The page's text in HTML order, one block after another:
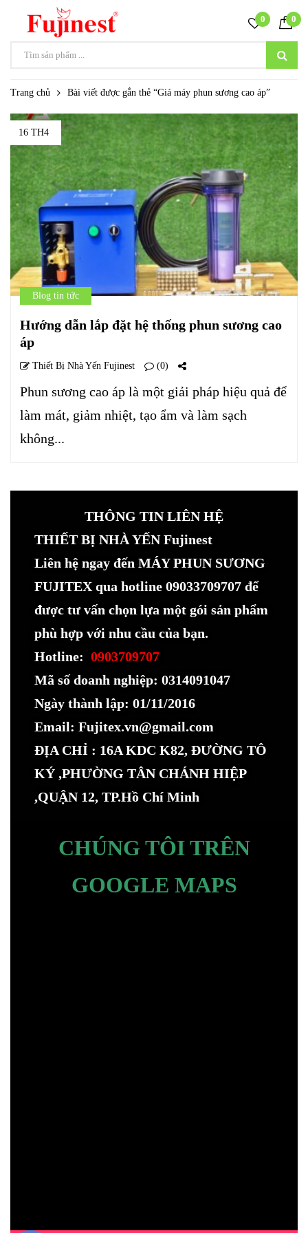
0 0
Trang chủ Bài viết được gắn thẻ “Giá máy phun sương cao áp”
16 TH4
Blog tin tức
Hướng dẫn lắp đặt hệ thống phun sương cao
áp
Thiết Bị Nhà Yến Fujinest (0)
Phun sương cao áp là một giải pháp hiệu quả để
làm mát, giảm nhiệt, tạo ẩm và làm sạch
không...
THÔNG TIN LIÊN HỆ
THIẾT BỊ NHÀ YẾN Fujinest
Liên hệ ngay đến MÁY PHUN SƯƠNG
FUJITEX qua hotline 09033709707 để
được tư vấn chọn lựa một gói sản phẩm
phù hợp với nhu cầu của bạn.
Hotline: 0903709707
Mã số doanh nghiệp: 0314091047
Ngày thành lập: 01/11/2016
Email: Fujitex.vn@gmail.com
ĐỊA CHỈ : 16A KDC K82, ĐƯỜNG TÔ
KÝ ,PHƯỜNG TÂN CHÁNH HIỆP
,QUẬN 12, TP.Hồ Chí Minh
CHÚNG TÔI TRÊN
GOOGLE MAPS